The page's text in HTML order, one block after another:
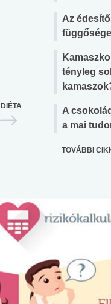
Az
tényleg
A
a mai
TOVÁBBI